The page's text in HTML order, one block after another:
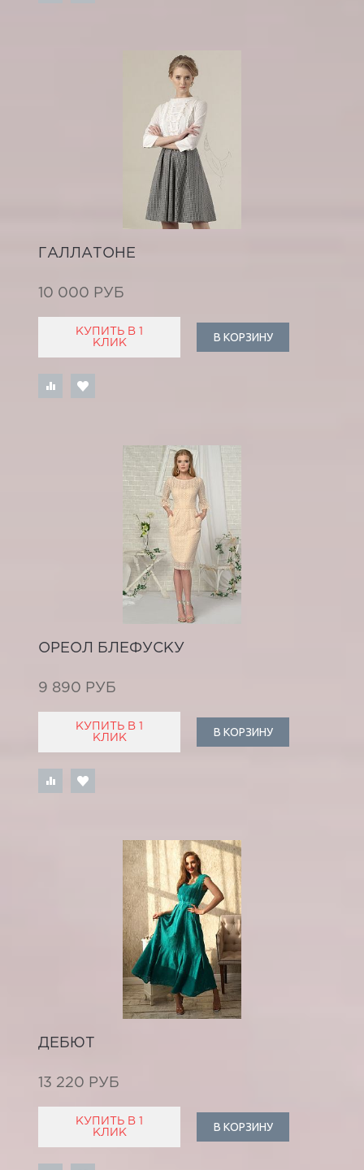
ГАЛЛАТОНЕ
10 000 РУБ
КУПИТЬ В 1
КЛИК
В КОРЗИНУ
ОРЕОЛ БЛЕФУСКУ
9 890 РУБ
КУПИТЬ В 1
КЛИК
В КОРЗИНУ
ДЕБЮТ
13 220 РУБ
КУПИТЬ В 1
КЛИК
В КОРЗИНУ